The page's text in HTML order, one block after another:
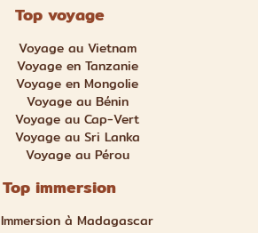
Top voyage
Voyage au Vietnam
Voyage en Tanzanie
Voyage en Mongolie
Voyage au Bénin
Voyage au Cap-Vert
Voyage au Sri Lanka
Voyage au Pérou
Top immersion
Immersion à Madagascar